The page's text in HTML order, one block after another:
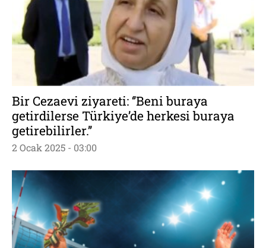
Bir Cezaevi ziyareti: ‘’Beni buraya
getirdilerse Türkiye’de herkesi buraya
getirebilirler.’’
2 Ocak 2025 - 03:00